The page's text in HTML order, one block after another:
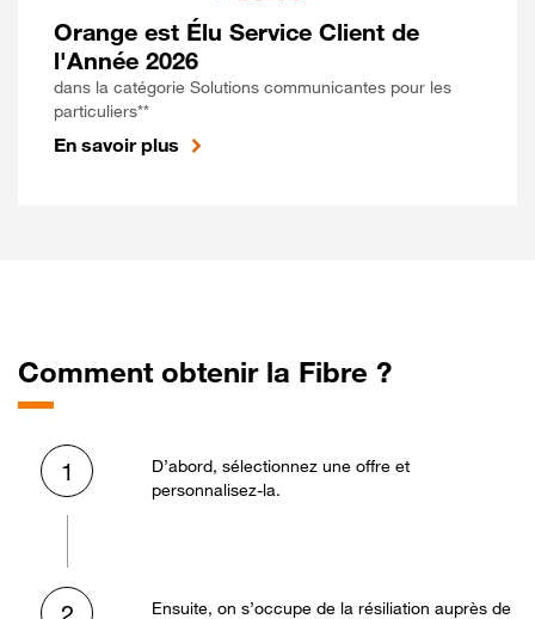
Orange est Élu Service Client de
l'Année 2026
dans la catégorie Solutions communicantes pour les
particuliers**
En savoir plus
Comment obtenir la Fibre ?
1
D’abord, sélectionnez une offre et
personnalisez-la.
Ensuite, on s’occupe de la résiliation auprès de